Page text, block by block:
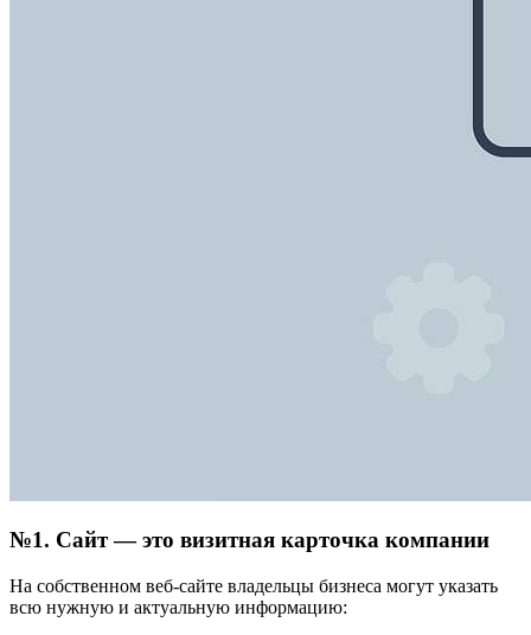
№1. Сайт — это визитная карточка компании
На собственном веб-сайте владельцы бизнеса могут указать
всю нужную и актуальную информацию: